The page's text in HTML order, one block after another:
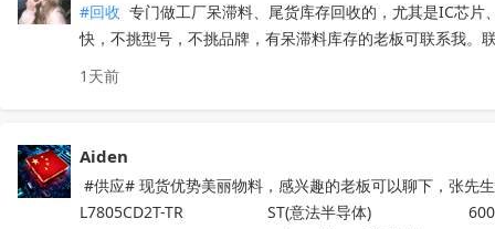
#回收 专门做工厂呆滞料、尾货库存回收的，尤其是IC芯
快，不挑型号，不挑品牌，有呆滞料库存的老板可联系我。
1天前
Aiden
#供应# 现货优势美丽物料，感兴趣的老板可以聊下，张先
L7805CD2T-TR                   ST(意法半导体)